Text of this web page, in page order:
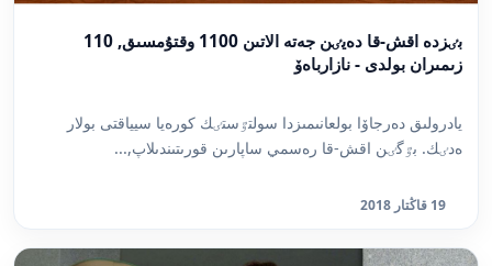
بٸزدە اقش-قا دەيٸن جەتە الاتىن 1100 وقتۇمسىق, 110
زىمىران بولدى - نازارباەۆ
يادرولىق دەرجاۆا بولعانىمىزدا سولتٷستٸك كورەيا سيياقتى بولار
ەدٸك. بٷگٸن اقش-قا رەسمي ساپارىن قورىتىندىلاپ,...
19 قاڭتار 2018